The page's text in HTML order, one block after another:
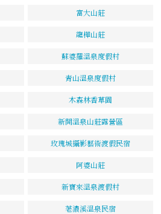
富大山莊
龍樺山莊
蘇婆羅溫泉度假村
青山溫泉度假村
木森林香草園
新開溫泉山莊露營區
玫瑰城攝影藝術渡假民宿
阿婆山莊
新寶來溫泉渡假村
荖濃溪溫泉民宿